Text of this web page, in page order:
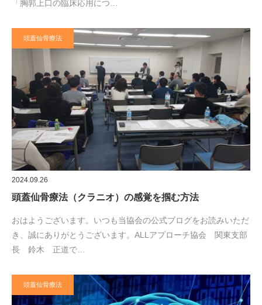
「胸郭上口の臨床応用につ…
頭蓋仙骨療法
2024.09.26
頭蓋仙骨療法（クラニオ）の感覚を掴む方法
おはようございます。いつも当協会の公式ブログをお読みいただ
き、誠にありがとうございます。ALLアプローチ協会 関東支部
長 鈴木 正道で…
頭蓋仙骨療法